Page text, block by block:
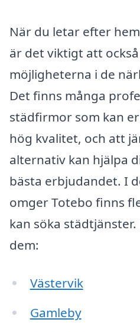
När du letar efter
är det viktigt att
möjligheterna i de
Det finns många
städfirmor som kan
hög kvalitet, och att
alternativ kan hjälpa
bästa erbjudandet. I
omger Totebo finns
kan söka
dem:
Västervik
Gamleby